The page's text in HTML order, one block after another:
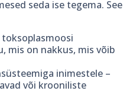
seda ise tegema. See
toksoplasmoosi
mis on nakkus, mis võib
inimestele –
või krooniliste